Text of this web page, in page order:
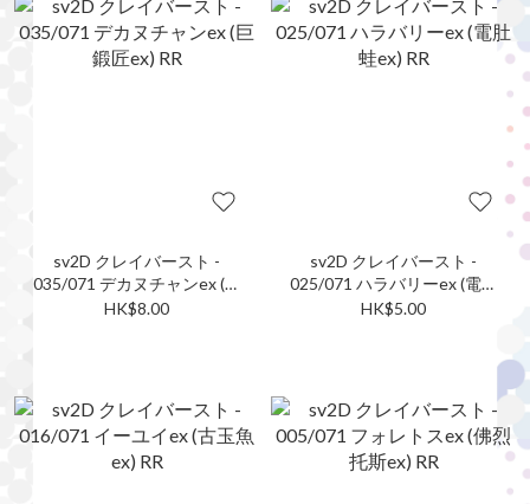
sv2D クレイバースト -
035/071 デカヌチャンex (巨
鍛匠ex) RR
HK$8.00
sv2D クレイバースト -
025/071 ハラバリーex (電肚
蛙ex) RR
HK$5.00